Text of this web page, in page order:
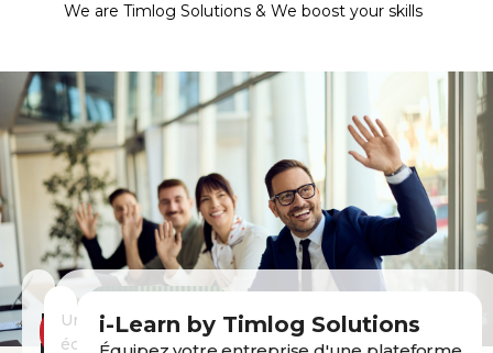
We are Timlog Solutions & We boost your skills
Nos
pôles
Découvrir
nos pôles
Un
écosystème
i-Learn by Timlog Solutions